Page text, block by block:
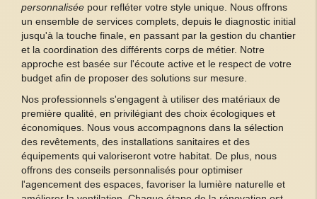
personnalisée pour refléter votre style unique. Nous offrons
un ensemble de services complets, depuis le diagnostic initial
jusqu'à la touche finale, en passant par la gestion du chantier
et la coordination des différents corps de métier. Notre
approche est basée sur l'écoute active et le respect de votre
budget afin de proposer des solutions sur mesure.
Nos professionnels s'engagent à utiliser des matériaux de
première qualité, en privilégiant des choix écologiques et
économiques. Nous vous accompagnons dans la sélection
des revêtements, des installations sanitaires et des
équipements qui valoriseront votre habitat. De plus, nous
offrons des conseils personnalisés pour optimiser
l'agencement des espaces, favoriser la lumière naturelle et